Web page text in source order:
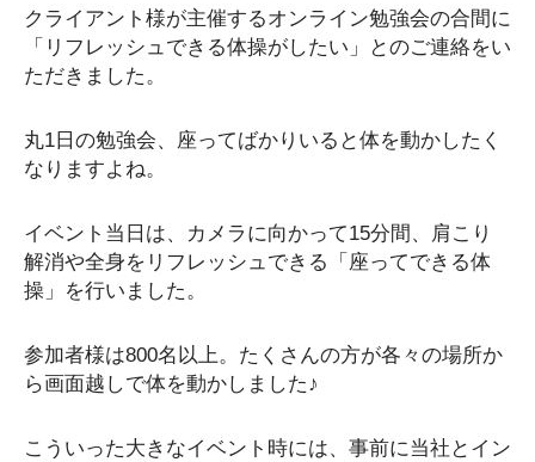
クライアント様が主催するオンライン勉強会の合間に
「リフレッシュできる体操がしたい」とのご連絡をい
ただきました。
丸1日の勉強会、座ってばかりいると体を動かしたく
なりますよね。
イベント当日は、カメラに向かって15分間、肩こり
解消や全身をリフレッシュできる「座ってできる体
操」を行いました。
参加者様は800名以上。たくさんの方が各々の場所か
ら画面越しで体を動かしました♪
こういった大きなイベント時には、事前に当社とイン